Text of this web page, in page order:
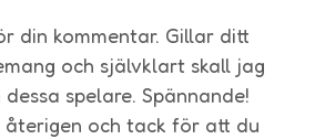
din kommentar. Gillar ditt
och självklart skall jag
dessa spelare. Spännande!
återigen och tack för att du